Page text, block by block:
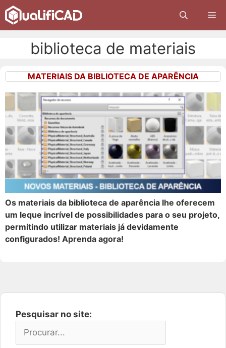
Pular
para
o
conteúdobiblioteca de materiais
MATERIAIS DA BIBLIOTECA DE APARÊNCIA
Os materiais da biblioteca de aparência lhe oferecem
um leque incrível de possibilidades para o seu projeto,
permitindo utilizar materiais já devidamente
configurados! Aprenda agora!
Pesquisar no site: